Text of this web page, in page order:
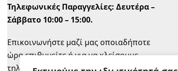
Τηλεφωνικές Παραγγελίες: Δευτέρα –
Σάββατο 10:00 – 15:00.
Επικοινωνήστε μαζί μας οποιαδήποτε
ώρα επιθυμείτε ή για να κλείσουμε
τηλεφωνικό ραντεβού την ώρα που σας